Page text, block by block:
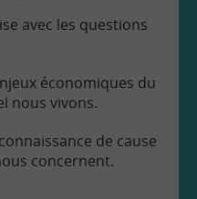
avec les questions
économiques du
nous vivons.
de cause
concernent.